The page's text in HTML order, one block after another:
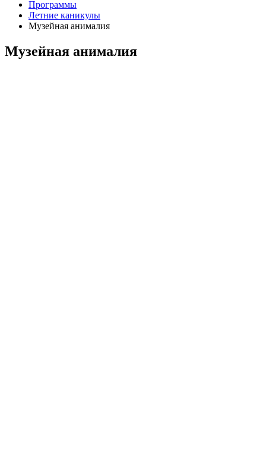
Программы
Летние каникулы
Музейная анималия
Музейная анималия